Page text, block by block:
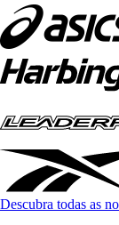
Descubra todas as